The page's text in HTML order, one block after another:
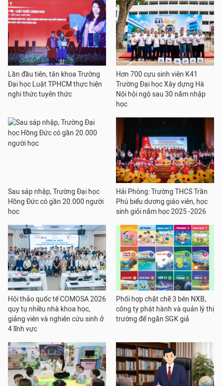
Lần đầu tiên, tân khoa Trường
Đại học Luật TPHCM thực hiện
nghi thức tuyên thức
Hơn 700 cựu sinh viên K41
Trường Đại học Xây dựng Hà
Nội hội ngộ sau 30 năm nhập
học
Sau sáp nhập, Trường Đại học
Hồng Đức có gần 20.000 người
học
Hải Phòng: Trường THCS Trần
Phú biểu dương giáo viên, học
sinh giỏi năm học 2025 -2026
Hội thảo quốc tế COMOSA 2026
quy tụ nhiều nhà khoa học,
giảng viên và nghiên cứu sinh ở
4 lĩnh vực
Phối hợp chặt chẽ 3 bên NXB,
công ty phát hành và quản lý thị
trường để ngăn SGK giả